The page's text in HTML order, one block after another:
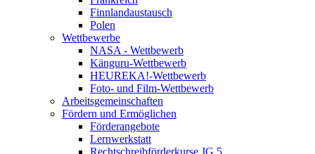
Finnlandaustausch
Polen
Wettbewerbe
NASA - Wettbewerb
Känguru-Wettbewerb
HEUREKA!-Wettbewerb
Foto- und Film-Wettbewerb
Arbeitsgemeinschaften
Fördern und Ermöglichen
Förderangebote
Lernwerkstatt
Rechtschreibförderkurse JG 5